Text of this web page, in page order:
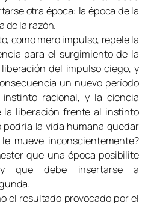
otra época: la época de la
de la razón.
como mero impulso, repele la
para el surgimiento de la
del impulso ciego, y
un nuevo período
racional, y la ciencia
la liberación frente al instinto
podría la vida humana quedar
mueve inconscientemente?
que una época posibilite
que debe insertarse a
el resultado provocado por el